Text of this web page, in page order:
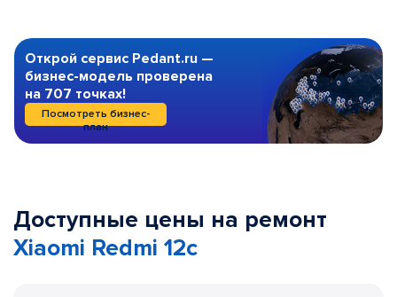
Открой сервис Pedant.ru —
бизнес-модель проверена
на 707 точках!
Посмотреть бизнес-
план
Доступные цены на ремонт
Xiaomi Redmi 12c